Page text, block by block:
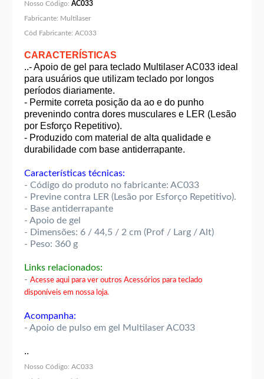
Nosso Código: AC033
Fabricante: Multilaser
Cód Fabricante: AC033
CARACTERÍSTICAS
..- Apoio de gel para teclado Multilaser AC033 ideal
para usuários que utilizam teclado por longos
períodos diariamente.
- Permite correta posição da ao e do punho
prevenindo contra dores musculares e LER (Lesão
por Esforço Repetitivo).
- Produzido com material de alta qualidade e
durabilidade com base antiderrapante.
Características técnicas:
- Código do produto no fabricante: AC033
- Previne contra LER (Lesão por Esforço Repetitivo).
- Base antiderrapante
- Apoio de gel
- Dimensões: 6 / 44,5 / 2 cm (Prof / Larg / Alt)
- Peso: 360 g
Links relacionados:
- Acesse aqui para ver outros Acessórios para teclado
disponíveis em nossa loja.
Acompanha:
- Apoio de pulso em gel Multilaser AC033
..
Nosso Código: AC033